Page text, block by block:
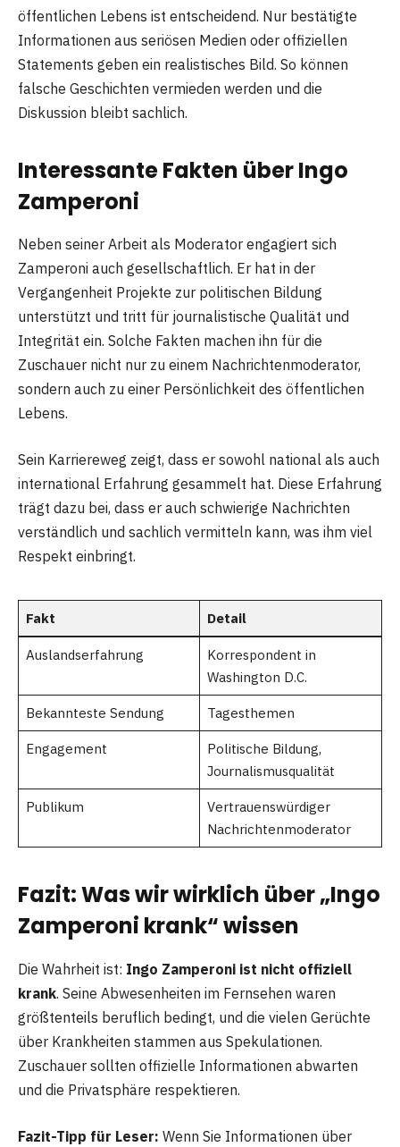
öffentlichen Lebens ist entscheidend. Nur bestätigte
Informationen aus seriösen Medien oder offiziellen
Statements geben ein realistisches Bild. So können
falsche Geschichten vermieden werden und die
Diskussion bleibt sachlich.
Interessante Fakten über Ingo
Zamperoni
Neben seiner Arbeit als Moderator engagiert sich
Zamperoni auch gesellschaftlich. Er hat in der
Vergangenheit Projekte zur politischen Bildung
unterstützt und tritt für journalistische Qualität und
Integrität ein. Solche Fakten machen ihn für die
Zuschauer nicht nur zu einem Nachrichtenmoderator,
sondern auch zu einer Persönlichkeit des öffentlichen
Lebens.
Sein Karriereweg zeigt, dass er sowohl national als auch
international Erfahrung gesammelt hat. Diese Erfahrung
trägt dazu bei, dass er auch schwierige Nachrichten
verständlich und sachlich vermitteln kann, was ihm viel
Respekt einbringt.
Fakt Detail
Auslandserfahrung
Korrespondent in
Washington D.C.
Bekannteste Sendung Tagesthemen
Engagement
Politische Bildung,
Journalismusqualität
Publikum
Vertrauenswürdiger
Nachrichtenmoderator
Fazit: Was wir wirklich über „Ingo
Zamperoni krank“ wissen
Die Wahrheit ist: Ingo Zamperoni ist nicht offiziell
krank. Seine Abwesenheiten im Fernsehen waren
größtenteils beruflich bedingt, und die vielen Gerüchte
über Krankheiten stammen aus Spekulationen.
Zuschauer sollten offizielle Informationen abwarten
und die Privatsphäre respektieren.
Fazit-Tipp für Leser: Wenn Sie Informationen über